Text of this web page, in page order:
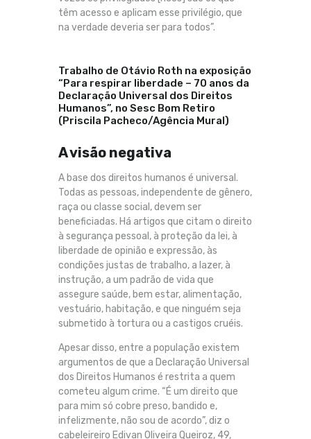
têm acesso e aplicam esse privilégio, que
na verdade deveria ser para todos”.
Trabalho de Otávio Roth na exposição
“Para respirar liberdade – 70 anos da
Declaração Universal dos Direitos
Humanos”, no Sesc Bom Retiro
(Priscila Pacheco/Agência Mural)
A visão negativa
A base dos direitos humanos é universal.
Todas as pessoas, independente de gênero,
raça ou classe social, devem ser
beneficiadas. Há artigos que citam o direito
à segurança pessoal, à proteção da lei, à
liberdade de opinião e expressão, às
condições justas de trabalho, a lazer, à
instrução, a um padrão de vida que
assegure saúde, bem estar, alimentação,
vestuário, habitação, e que ninguém seja
submetido à tortura ou a castigos cruéis.
Apesar disso, entre a população existem
argumentos de que a Declaração Universal
dos Direitos Humanos é restrita a quem
cometeu algum crime. “É um direito que
para mim só cobre preso, bandido e,
infelizmente, não sou de acordo”, diz o
cabeleireiro Edivan Oliveira Queiroz, 49,